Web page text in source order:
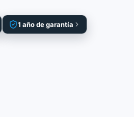
1 año de garantía